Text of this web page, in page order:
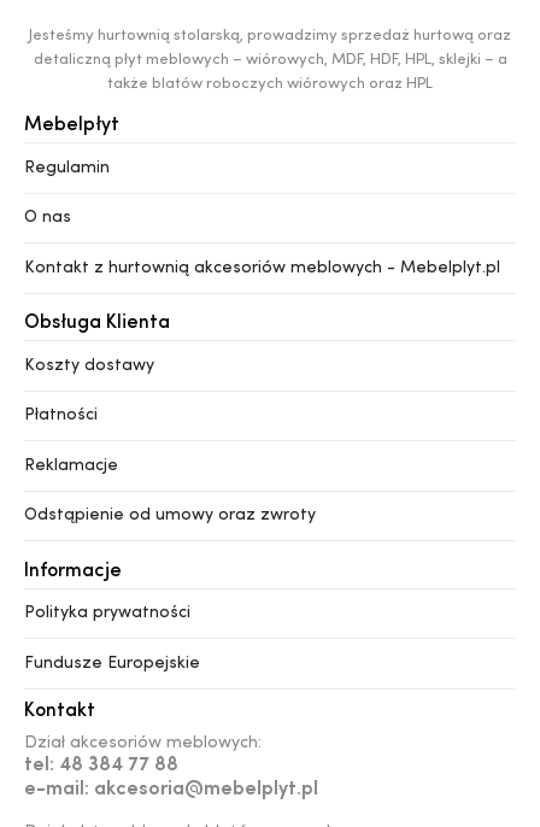
Jesteśmy hurtownią stolarską, prowadzimy sprzedaż hurtową oraz
detaliczną płyt meblowych – wiórowych, MDF, HDF, HPL, sklejki – a
także blatów roboczych wiórowych oraz HPL
Mebelpłyt
Regulamin
O nas
Kontakt z hurtownią akcesoriów meblowych - Mebelplyt.pl
Obsługa Klienta
Koszty dostawy
Płatności
Reklamacje
Odstąpienie od umowy oraz zwroty
Informacje
Polityka prywatności
Fundusze Europejskie
Kontakt
Dział akcesoriów meblowych:
tel: 48 384 77 88
e-mail: akcesoria@mebelplyt.pl